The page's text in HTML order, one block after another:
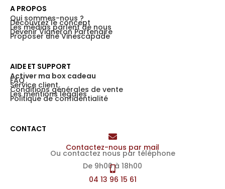
CONTACT
Contactez-nous par mail
Ou contactez nous par téléphone
De 9h00 à 18h00
04 13 96 15 61
AIDE ET SUPPORT
Activer ma box cadeau
FAQ
Service client
Conditions générales de vente
Les mentions légales
Politique de confidentialité
A PROPOS
Qui sommes-nous ?
Découvrez le concept
Les médias parlent de nous
Devenir Vigneron Partenaire
Proposer une Vinescapade